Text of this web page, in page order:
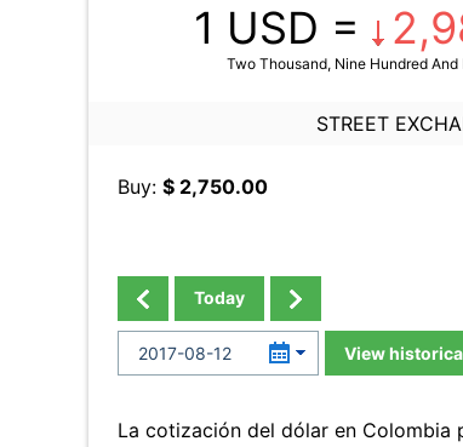
1 USD =
Two Thousand, Nine Hundred
STREET
Buy: $ 2,750.00
Today
View
La cotización del dólar en Colombia